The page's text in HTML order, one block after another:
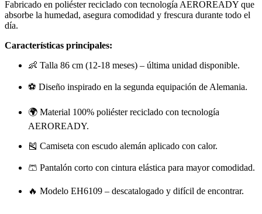
Fabricado en poliéster reciclado con tecnología AEROREADY que
absorbe la humedad, asegura comodidad y frescura durante todo el
día.
Características principales:
👶 Talla 86 cm (12-18 meses) – última unidad disponible.
⚽ Diseño inspirado en la segunda equipación de Alemania.
🌍 Material 100% poliéster reciclado con tecnología
AEROREADY.
🎽 Camiseta con escudo alemán aplicado con calor.
🩳 Pantalón corto con cintura elástica para mayor comodidad.
🔥 Modelo EH6109 – descatalogado y difícil de encontrar.